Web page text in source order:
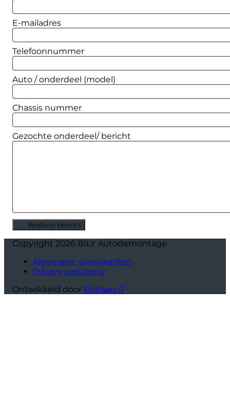
E-mailadres
Telefoonnummer
Auto / onderdeel (model)
Chassis nummer
Gezochte onderdeel/ bericht
Verstuur bericht
Copyright 2026 BILY Autodemontage
Algemene voorwaarden
Privacy verklaring
Ontwikkeld door Rohaan IT